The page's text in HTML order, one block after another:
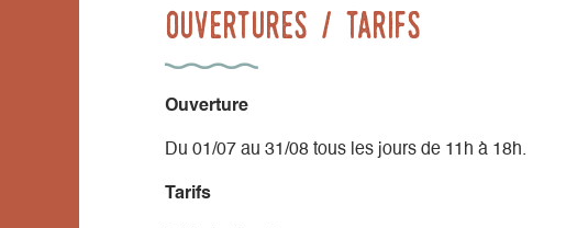
Ouvertures / tarifs
Ouverture
Du 01/07 au 31/08 tous les jours de 11h à 18h.
Tarifs